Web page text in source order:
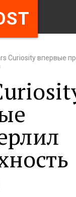
Curiosity впервые